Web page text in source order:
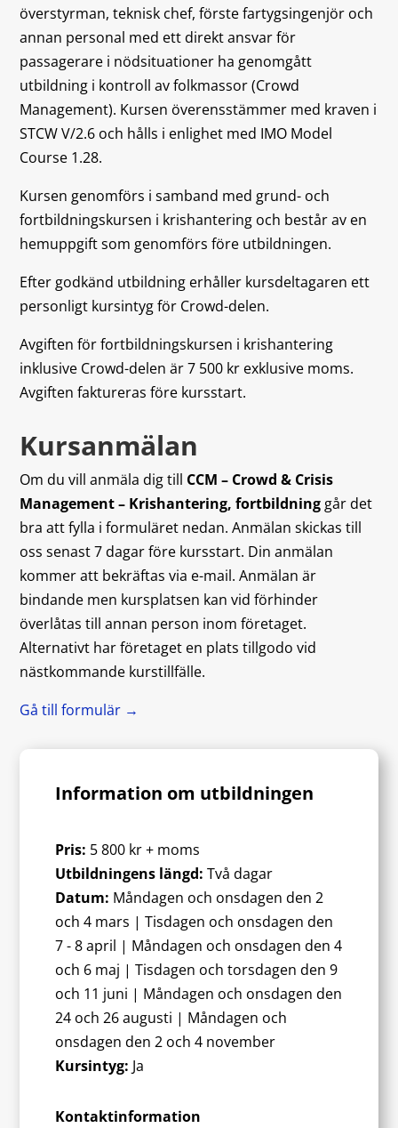
överstyrman, teknisk chef, förste fartygsingenjör och
annan personal med ett direkt ansvar för
passagerare i nödsituationer ha genomgått
utbildning i kontroll av folkmassor (Crowd
Management). Kursen överensstämmer med kraven i
STCW V/2.6 och hålls i enlighet med IMO Model
Course 1.28.
Kursen genomförs i samband med grund- och
fortbildningskursen i krishantering och består av en
hemuppgift som genomförs före utbildningen.
Efter godkänd utbildning erhåller kursdeltagaren ett
personligt kursintyg för Crowd-delen.
Avgiften för fortbildningskursen i krishantering
inklusive Crowd-delen är 7 500 kr exklusive moms.
Avgiften faktureras före kursstart.
Kursanmälan
Om du vill anmäla dig till CCM – Crowd & Crisis
Management – Krishantering, fortbildning går det
bra att fylla i formuläret nedan. Anmälan skickas till
oss senast 7 dagar före kursstart. Din anmälan
kommer att bekräftas via e-mail. Anmälan är
bindande men kursplatsen kan vid förhinder
överlåtas till annan person inom företaget.
Alternativt har företaget en plats tillgodo vid
nästkommande kurstillfälle.
Gå till formulär →
Information om utbildningen
Pris: 5 800 kr + moms
Utbildningens längd:Två dagar
Datum: Måndagen och onsdagen den 2
och 4 mars | Tisdagen och onsdagen den
7 - 8 april | Måndagen och onsdagen den 4
och 6 maj | Tisdagen och torsdagen den 9
och 11 juni | Måndagen och onsdagen den
24 och 26 augusti | Måndagen och
onsdagen den 2 och 4 november
Kursintyg: Ja
Kontaktinformation